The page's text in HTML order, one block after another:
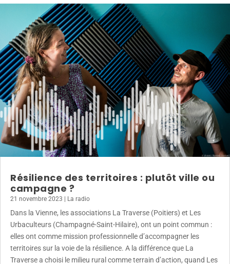
Résilience des territoires : plutôt ville ou
campagne ?
21 novembre 2023 | La radio
Dans la Vienne, les associations La Traverse (Poitiers) et Les
Urbaculteurs (Champagné-Saint-Hilaire), ont un point commun :
elles ont comme mission professionnelle d’accompagner les
territoires sur la voie de la résilience. A la différence que La
Traverse a choisi le milieu rural comme terrain d’action, quand Les